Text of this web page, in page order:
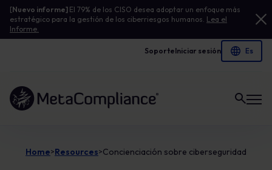
[Nuevo informe] El 79% de los CISO desea adoptar un enfoque más
estratégico para la gestión de los ciberriesgos humanos. Lea el
Informe.
SoporteIniciar sesión
Enlace a la página de inicio
Home>Resources>Concienciación sobre ciberseguridad